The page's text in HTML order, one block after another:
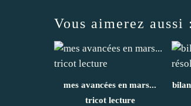
Vous aimerez aussi :
mes avancées en mars...
tricot lecture